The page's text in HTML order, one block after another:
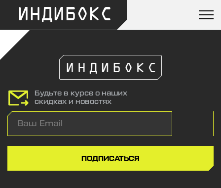
ИНДИБОКС
Будьте в курсе о наших
скидках и новостях
ПОДПИСАТЬСЯ